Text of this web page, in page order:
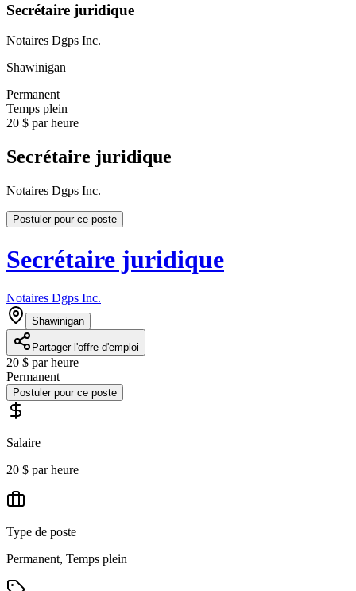
Secrétaire juridique
Notaires Dgps Inc.
Shawinigan
Permanent
Temps plein
20 $ par heure
Secrétaire juridique
Notaires Dgps Inc.
Postuler pour ce poste
Secrétaire juridique
Notaires Dgps Inc.
Shawinigan
Partager l'offre d'emploi
20 $ par heure
Permanent
Postuler pour ce poste
Salaire
20 $ par heure
Type de poste
Permanent, Temps plein